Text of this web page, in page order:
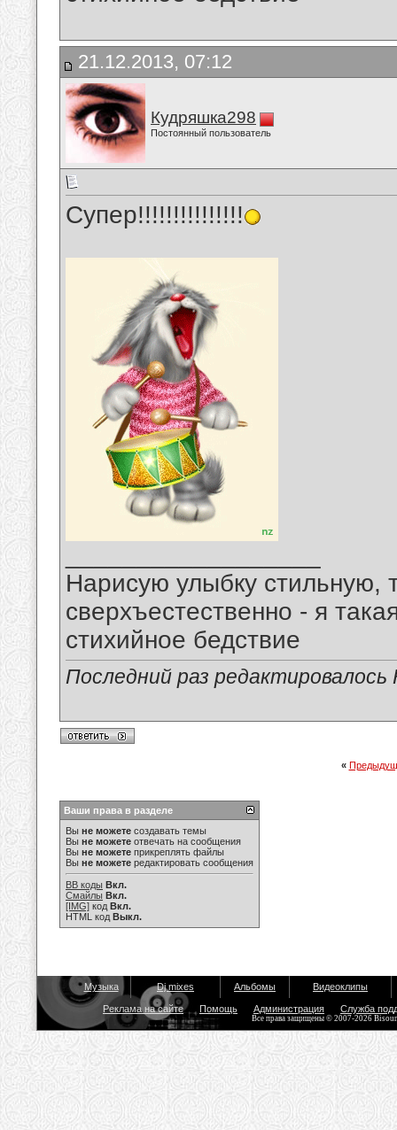
21.12.2013, 07:12
Кудряшка298
Постоянный пользователь
Супер!!!!!!!!!!!!!!!
Нарисую улыбку стильную,
сверхъестественно - я
стихийное бедствие
Последний раз
«
Ваши права в разделе
Вы не можете создавать темы
Вы не можете отвечать на сообщения
Вы не можете прикреплять файлы
Вы не можете редактировать сообщения
BB коды Вкл.
Смайлы Вкл.
[IMG] код Вкл.
HTML код Выкл.
Музыка Dj mixes Альбомы Видеоклипы
Реклама на сайте Помощь Администрация Служба
Все права защищены © 2007-2026